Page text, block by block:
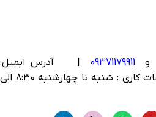
و 09371179911
آدرس ایمیل:
| ساعات کاری : شنبه تا چهارشنبه 8:30 الی